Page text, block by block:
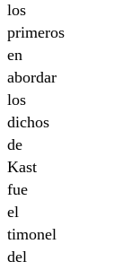
los
primeros
en
abordar
los
dichos
de
Kast
fue
el
timonel
del